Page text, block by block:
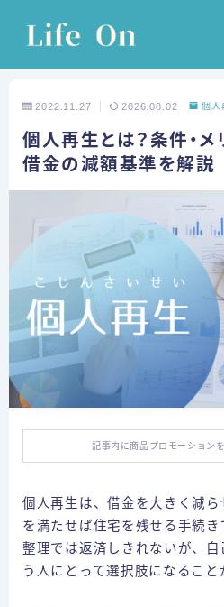
MENU
債務整理
個人再生
自己破産
特定調停
体験談
任意整理の体験談
自己破産の体験談
債務整理ごとの費用比較
任意整理の費用
2022.11.27 2026.08.02 個人
個人再生とは？条件・メ
借金の減額基準を解説
記事内に商品プロモーション
個人再生は、借金を大きく減
を満たせば住宅を残せる手続
整理では返済しきれないが、
う人にとって選択肢になること